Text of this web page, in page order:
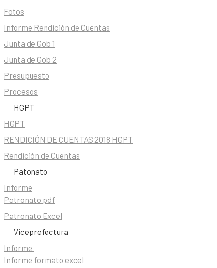
Fotos
Informe Rendición de Cuentas
Junta de Gob 1
Junta de Gob 2
Presupuesto
Procesos
HGPT
HGPT
RENDICIÓN DE CUENTAS 2018 HGPT
Rendición de Cuentas
Patonato
Informe
Patronato pdf
Patronato Excel
Viceprefectura
Informe
Informe formato excel